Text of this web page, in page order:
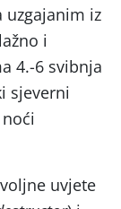
iz
i
4.-6 svibnja
sjeverni
uvjete